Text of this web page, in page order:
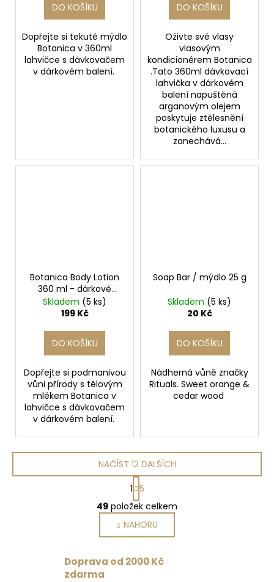
DO KOŠÍKU
Dopřejte si tekuté mýdlo
Botanica v 360ml
lahvičce s dávkovačem
v dárkovém balení.
DO KOŠÍKU
Oživte své vlasy
vlasovým
kondicionérem Botanica
.Tato 360ml dávkovací
lahvička v dárkovém
balení napuštěná
arganovým olejem
poskytuje ztělesnění
botanického luxusu a
zanechává...
Botanica Body Lotion
360 ml - dárkové
balení
Skladem (5 ks)
199 Kč
DO KOŠÍKU
Dopřejte si podmanivou
vůni přírody s tělovým
mlékem Botanica v
lahvičce s dávkovačem
v dárkovém balení.
Soap Bar / mýdlo 25 g
Skladem (5 ks)
20 Kč
DO KOŠÍKU
Nádherná vůně značky
Rituals. Sweet orange &
cedar wood
O
v
l
á
d
a
NAČÍST 12 DALŠÍCH
S
t
r
á
n
k
v
1 5
49 položek celkem
NAHORU
Doprava od 2000 Kč
zdarma